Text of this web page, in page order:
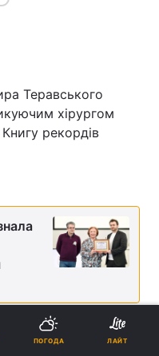
Теравського
хірургом
рекордів
національного
відповідний
ПОГОДА ЛАЙТ